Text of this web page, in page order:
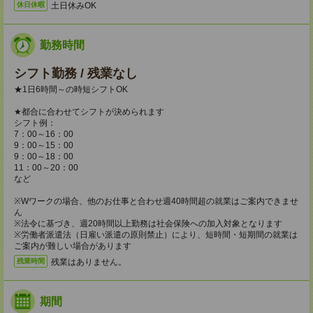
休日休暇 土日休みOK
勤務時間
シフト勤務 / 残業なし
★1日6時間～の時短シフトOK
★都合に合わせてシフトが決められます
シフト例：
7：00～16：00
9：00～15：00
9：00～18：00
11：00～20：00
など
※Wワークの場合、他のお仕事と合わせ週40時間超の就業はご案内できませ
ん
※法令に基づき、週20時間以上勤務は社会保険への加入対象となります
※労働者派遣法（日雇い派遣の原則禁止）により、短時間・短期間の就業は
ご案内が難しい場合があります
残業時間 残業はありません。
期間